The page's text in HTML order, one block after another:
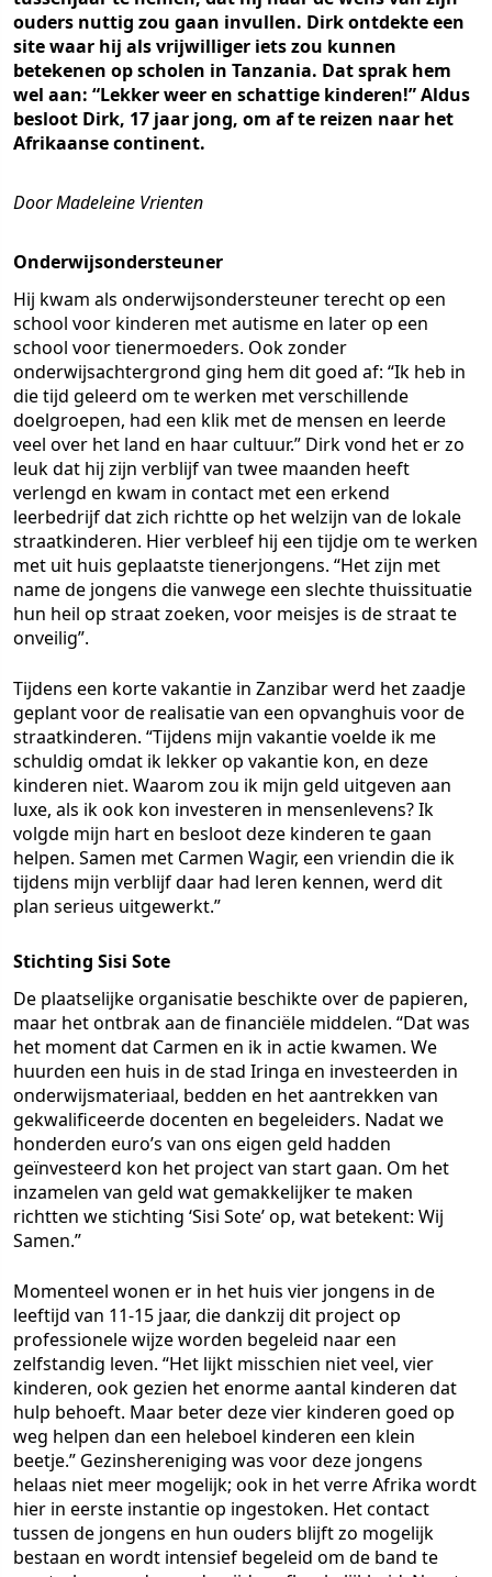
ouders nuttig zou gaan invullen. Dirk ontdekte een
site waar hij als vrijwilliger iets zou kunnen
betekenen op scholen in Tanzania. Dat sprak hem
wel aan: “Lekker weer en schattige kinderen!” Aldus
besloot Dirk, 17 jaar jong, om af te reizen naar het
Afrikaanse continent.
Door Madeleine Vrienten
Onderwijsondersteuner
Hij kwam als onderwijsondersteuner terecht op een
school voor kinderen met autisme en later op een
school voor tienermoeders. Ook zonder
onderwijsachtergrond ging hem dit goed af: “Ik heb in
die tijd geleerd om te werken met verschillende
doelgroepen, had een klik met de mensen en leerde
veel over het land en haar cultuur.” Dirk vond het er zo
leuk dat hij zijn verblijf van twee maanden heeft
verlengd en kwam in contact met een erkend
leerbedrijf dat zich richtte op het welzijn van de lokale
straatkinderen. Hier verbleef hij een tijdje om te werken
met uit huis geplaatste tienerjongens. “Het zijn met
name de jongens die vanwege een slechte thuissituatie
hun heil op straat zoeken, voor meisjes is de straat te
onveilig”.
Tijdens een korte vakantie in Zanzibar werd het zaadje
geplant voor de realisatie van een opvanghuis voor de
straatkinderen. “Tijdens mijn vakantie voelde ik me
schuldig omdat ik lekker op vakantie kon, en deze
kinderen niet. Waarom zou ik mijn geld uitgeven aan
luxe, als ik ook kon investeren in mensenlevens? Ik
volgde mijn hart en besloot deze kinderen te gaan
helpen. Samen met Carmen Wagir, een vriendin die ik
tijdens mijn verblijf daar had leren kennen, werd dit
plan serieus uitgewerkt.”
Stichting Sisi Sote
De plaatselijke organisatie beschikte over de papieren,
maar het ontbrak aan de financiële middelen. “Dat was
het moment dat Carmen en ik in actie kwamen. We
huurden een huis in de stad Iringa en investeerden in
onderwijsmateriaal, bedden en het aantrekken van
gekwalificeerde docenten en begeleiders. Nadat we
honderden euro’s van ons eigen geld hadden
geïnvesteerd kon het project van start gaan. Om het
inzamelen van geld wat gemakkelijker te maken
richtten we stichting ‘Sisi Sote’ op, wat betekent: Wij
Samen.”
Momenteel wonen er in het huis vier jongens in de
leeftijd van 11-15 jaar, die dankzij dit project op
professionele wijze worden begeleid naar een
zelfstandig leven. “Het lijkt misschien niet veel, vier
kinderen, ook gezien het enorme aantal kinderen dat
hulp behoeft. Maar beter deze vier kinderen goed op
weg helpen dan een heleboel kinderen een klein
beetje.” Gezinshereniging was voor deze jongens
helaas niet meer mogelijk; ook in het verre Afrika wordt
hier in eerste instantie op ingestoken. Het contact
tussen de jongens en hun ouders blijft zo mogelijk
bestaan en wordt intensief begeleid om de band te